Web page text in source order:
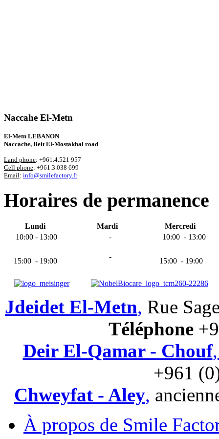
Naccahe El-Metn
El-Metn LEBANON
Naccache, Beit El-Mostakbal road
Land phone: +961.4.521 957
Cell phone: +961.3.038 699
Email: info@smilefactory.fr
Horaires de permanence
Lundi Mardi
Mercredi
10:00 - 13:00
- 10:00 - 13:00
15:00 - 19:00
-
15:00 - 19:00
Jdeidet El-Metn, Rue
Téléphone
Deir El-Qamar - Chouf
+961
Chweyfat - Aley,
À propos de Smile